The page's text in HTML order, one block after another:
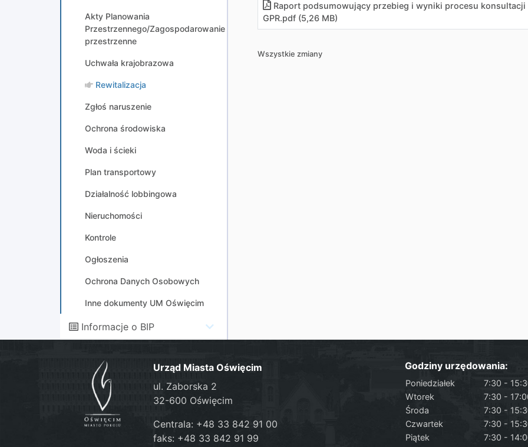
Akty Planowania
Przestrzennego/Zagospodarowanie
przestrzenne
Uchwała krajobrazowa
Rewitalizacja
Zgłoś naruszenie
Ochrona środowiska
Woda i ścieki
Plan transportowy
Działalność lobbingowa
Nieruchomości
Kontrole
Ogłoszenia
Ochrona Danych Osobowych
Inne dokumenty UM Oświęcim
Informacje o BIP
Raport podsumowujący przebieg i wyniki procesu
GPR.pdf (5,26 MB)
Wszystkie zmiany
Urząd Miasta Oświęcim
ul. Zaborska 2
32-600 Oświęcim
Centrala: +48 33 842 91 00
faks: +48 33 842 91 99
Godziny urzędowania:
Poniedziałek
7:30 -
Wtorek
7:30 -
Środa
7:30 -
Czwartek
7:30 -
Piątek
7:30 -